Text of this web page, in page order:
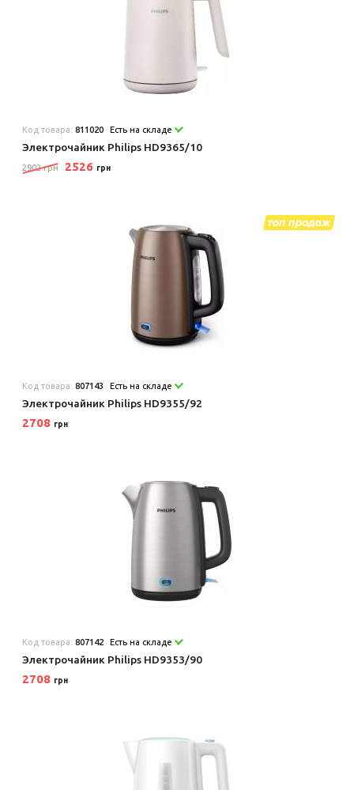
Код товара:811020 Есть на складе
Электрочайник Philips HD9365/10
2902 грн 2526 грн
Код товара:807143 Есть на складе
Электрочайник Philips HD9355/92
2708 грн
Код товара:807142 Есть на складе
Электрочайник Philips HD9353/90
2708 грн